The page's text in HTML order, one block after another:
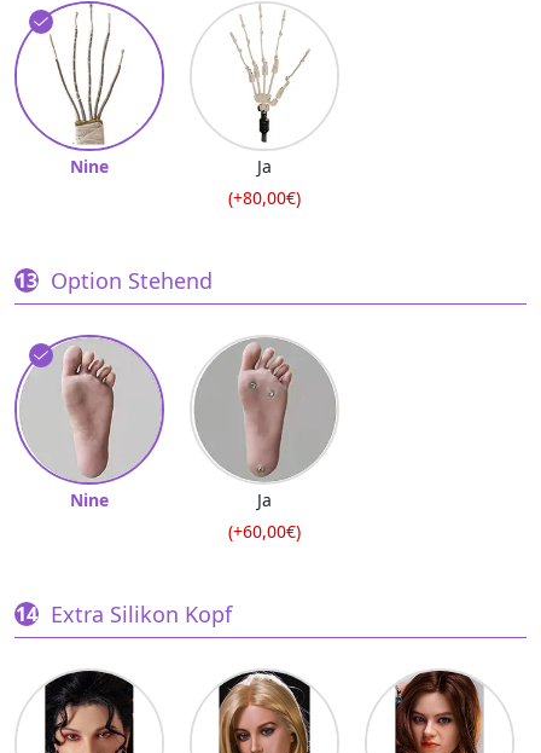
Nine
Ja
(+80,00€)
Option Stehend
Nine
Ja
(+60,00€)
Extra Silikon Kopf